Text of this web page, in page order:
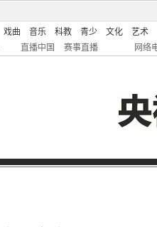
戏曲 音乐 科教 青少 文化
艺术
直播中国 赛事直播 网络